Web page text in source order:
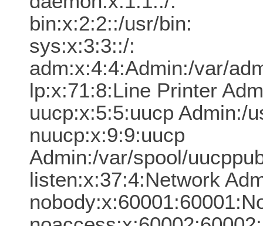
bin:x:2:2::/usr/bin:
sys:x:3:3::/:
adm:x:4:4:Admin:/var/
lp:x:71:8:Line Printer
uucp:x:5:5:uucp
nuucp:x:9:9:uucp
Admin:/var/spool/
listen:x:37:4:Network